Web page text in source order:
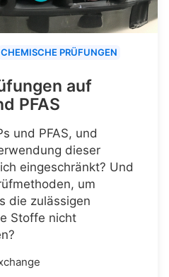
CHEMISCHE PRÜFUNGEN
auf
PFAS
und PFAS, und
dieser
eingeschränkt? Und
um
die zulässigen
Stoffe nicht